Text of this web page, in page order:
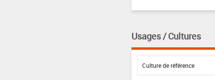
Usages / Cultures